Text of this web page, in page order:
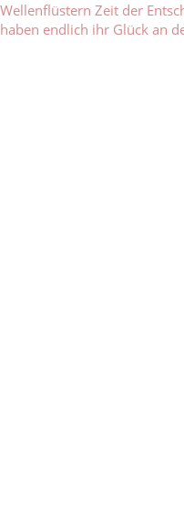
Wellenflüstern Zeit der
haben endlich ihr Glück an